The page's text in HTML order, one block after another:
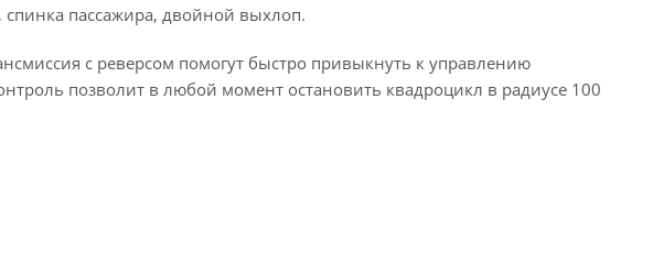
пассажира, двойной выхлоп.
с реверсом помогут быстро привыкнуть к управлению
позволит в любой момент остановить квадроцикл в радиусе 100